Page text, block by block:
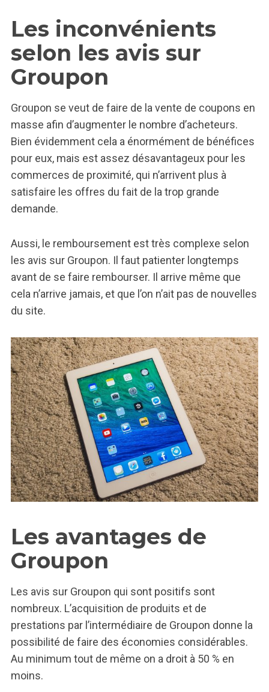
Les inconvénients
selon les avis sur
Groupon
Groupon se veut de faire de la vente de coupons en
masse afin d’augmenter le nombre d’acheteurs.
Bien évidemment cela a énormément de bénéfices
pour eux, mais est assez désavantageux pour les
commerces de proximité, qui n’arrivent plus à
satisfaire les offres du fait de la trop grande
demande.
Aussi, le remboursement est très complexe selon
les avis sur Groupon. Il faut patienter longtemps
avant de se faire rembourser. Il arrive même que
cela n’arrive jamais, et que l’on n’ait pas de nouvelles
du site.
Les avantages de
Groupon
Les avis sur Groupon qui sont positifs sont
nombreux. L’acquisition de produits et de
prestations par l’intermédiaire de Groupon donne la
possibilité de faire des économies considérables.
Au minimum tout de même on a droit à 50 % en
moins.